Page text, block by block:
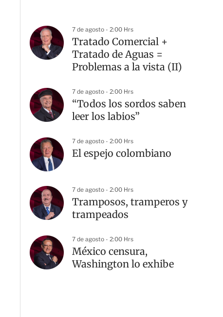
7 de agosto - 2:00 Hrs
Tratado Comercial +
Tratado de Aguas =
Problemas a la vista (II)
7 de agosto - 2:00 Hrs
“Todos los sordos saben
leer los labios”
7 de agosto - 2:00 Hrs
El espejo colombiano
7 de agosto - 2:00 Hrs
Tramposos, tramperos y
trampeados
7 de agosto - 2:00 Hrs
México censura,
Washington lo exhibe